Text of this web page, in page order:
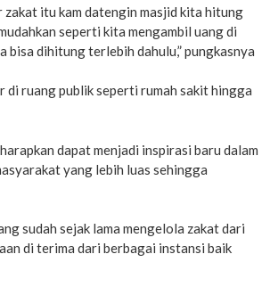
itu kam datengin masjid kita hitung
seperti kita mengambil uang di
bisa dihitung terlebih dahulu,” pungkasnya
di ruang publik seperti rumah sakit hingga
dapat menjadi inspirasi baru dalam
yang lebih luas sehingga
sudah sejak lama mengelola zakat dari
di terima dari berbagai instansi baik